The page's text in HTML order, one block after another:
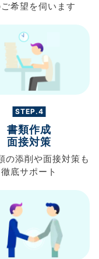
ご希望を伺います
STEP.4
書類作成
面接対策
の添削や面接対策も
徹底サポート